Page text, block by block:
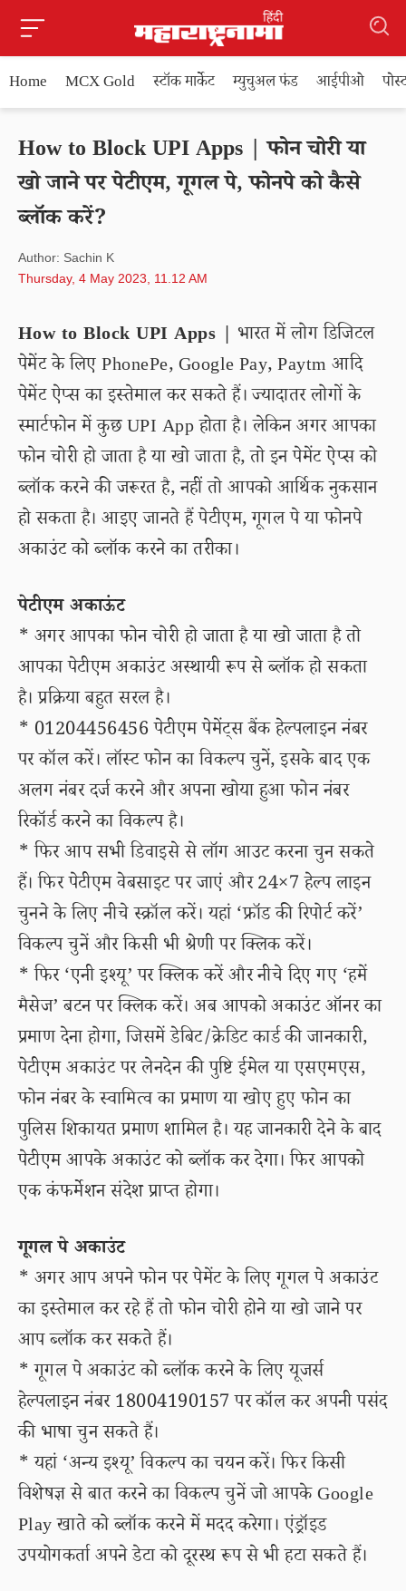
Home MCX Gold स्टॉक मार्केट म्युचुअल फंड आईपीओ
How to Block UPI Apps | फोन चोरी या
खो जाने पर पेटीएम, गूगल पे, फोनपे को कैसे
ब्लॉक करें?
Author: Sachin K
Thursday, 4 May 2023, 11.12 AM
How to Block UPI Apps | भारत में लोग डिजिटल
पेमेंट के लिए PhonePe, Google Pay, Paytm आदि
पेमेंट ऐप्स का इस्तेमाल कर सकते हैं। ज्यादातर लोगों के
स्मार्टफोन में कुछ UPI App होता है। लेकिन अगर आपका
फोन चोरी हो जाता है या खो जाता है, तो इन पेमेंट ऐप्स को
ब्लॉक करने की जरूरत है, नहीं तो आपको आर्थिक नुकसान
हो सकता है। आइए जानते हैं पेटीएम, गूगल पे या फोनपे
अकाउंट को ब्लॉक करने का तरीका।
पेटीएम अकाऊंट
* अगर आपका फोन चोरी हो जाता है या खो जाता है तो
आपका पेटीएम अकाउंट अस्थायी रूप से ब्लॉक हो सकता
है। प्रक्रिया बहुत सरल है।
* 01204456456 पेटीएम पेमेंट्स बैंक हेल्पलाइन नंबर
पर कॉल करें। लॉस्ट फोन का विकल्प चुनें, इसके बाद एक
अलग नंबर दर्ज करने और अपना खोया हुआ फोन नंबर
रिकॉर्ड करने का विकल्प है।
* फिर आप सभी डिवाइसे से लॉग आउट करना चुन सकते
हैं। फिर पेटीएम वेबसाइट पर जाएं और 24×7 हेल्प लाइन
चुनने के लिए नीचे स्क्रॉल करें। यहां ‘फ्रॉड की रिपोर्ट करें’
विकल्प चुनें और किसी भी श्रेणी पर क्लिक करें।
* फिर ‘एनी इश्यू’ पर क्लिक करें और नीचे दिए गए ‘हमें
मैसेज’ बटन पर क्लिक करें। अब आपको अकाउंट ऑनर का
प्रमाण देना होगा, जिसमें डेबिट/क्रेडिट कार्ड की जानकारी,
पेटीएम अकाउंट पर लेनदेन की पुष्टि ईमेल या एसएमएस,
फोन नंबर के स्वामित्व का प्रमाण या खोए हुए फोन का
पुलिस शिकायत प्रमाण शामिल है। यह जानकारी देने के बाद
पेटीएम आपके अकाउंट को ब्लॉक कर देगा। फिर आपको
एक कंफर्मेशन संदेश प्राप्त होगा।
गूगल पे अकाउंट
* अगर आप अपने फोन पर पेमेंट के लिए गूगल पे अकाउंट
का इस्तेमाल कर रहे हैं तो फोन चोरी होने या खो जाने पर
आप ब्लॉक कर सकते हैं।
* गूगल पे अकाउंट को ब्लॉक करने के लिए यूजर्स
हेल्पलाइन नंबर 18004190157 पर कॉल कर अपनी पसंद
की भाषा चुन सकते हैं।
* यहां ‘अन्य इश्यू’ विकल्प का चयन करें। फिर किसी
विशेषज्ञ से बात करने का विकल्प चुनें जो आपके Google
Play खाते को ब्लॉक करने में मदद करेगा। एंड्रॉइड
उपयोगकर्ता अपने डेटा को दूरस्थ रूप से भी हटा सकते हैं।